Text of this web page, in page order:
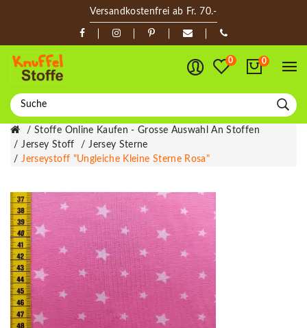
Versandkostenfrei ab Fr. 70.-
0 0
Stoffe Online Kaufen - Grosse Auswahl An Stoffen
Jersey Stoff
Jersey Sterne
Jerseystoff "Ungleiche Kleine Sterne Rosa"